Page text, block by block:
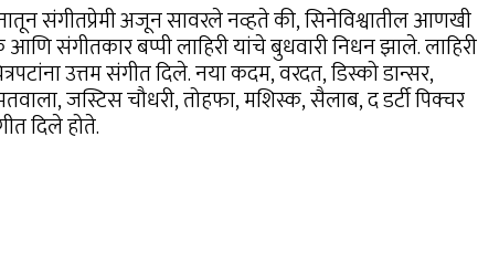
संगीतप्रेमी अजून सावरले नव्हते की, सिनेविश्वातील आणखी
संगीतकार बप्पी लाहिरी यांचे बुधवारी निधन झाले. लाहिरी
उत्तम संगीत दिले. नया कदम, वरदत, डिस्को डान्सर,
जस्टिस चौधरी, तोहफा, मशिस्क, सैलाब, द डर्टी पिक्चर
दिले होते.